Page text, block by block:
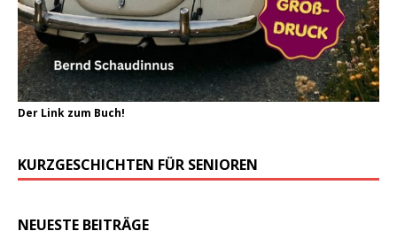
Der Link zum Buch!
KURZGESCHICHTEN FÜR SENIOREN
NEUESTE BEITRÄGE